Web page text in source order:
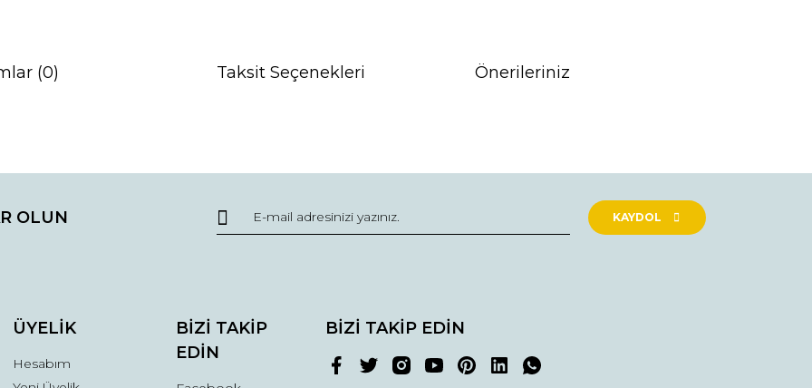
(0) Taksit Seçenekleri Önerileriniz
Yorum Yaz
OLUN KAYDOL
ÜYELİK
Hesabım
BİZİ TAKİP
EDİN
BİZİ TAKİP EDİN